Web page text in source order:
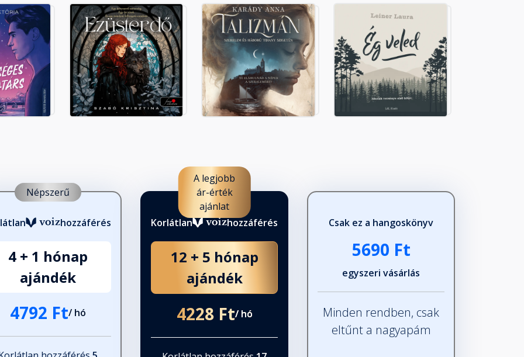
Népszerű
hozzáférés
4 + 1 hónap
ajándék
4792 Ft/ hó
A legjobb
ár-érték
ajánlat
Korlátlan
hozzáférés
12 + 5 hónap
ajándék
4228 Ft/ hó
Csak ez a hangoskönyv
5690 Ft
egyszeri vásárlás
Minden rendben, csak
eltűnt a nagyapám